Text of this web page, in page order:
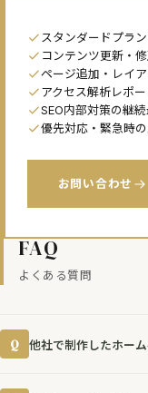
スタンダードプラ
コンテンツ更新・
ページ追加・レイア
アクセス解析レポー
SEO内部対策の継
優先対応・緊急時
お問い合わせ
FAQ
よくある質問
Q 他社で制作したホー